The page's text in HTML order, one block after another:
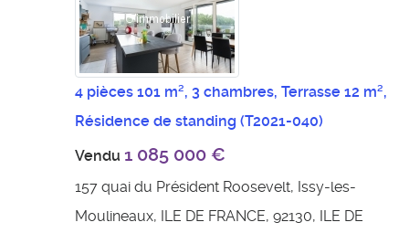
4 pièces 101 m², 3 chambres, Terrasse 12 m²,
Résidence de standing (T2021-040)
Vendu 1 085 000 €
157 quai du Président Roosevelt, Issy-les-
Moulineaux, ILE DE FRANCE, 92130, ILE DE